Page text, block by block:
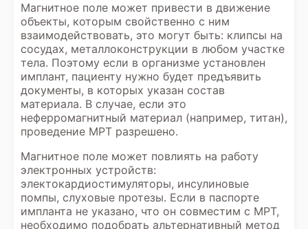
Магнитное поле может привести в движение
объекты, которым свойственно с ним
взаимодействовать, это могут быть: клипсы на
сосудах, металлоконструкции в любом участке
тела. Поэтому если в организме установлен
имплант, пациенту нужно будет предъявить
документы, в которых указан состав
материала. В случае, если это
неферромагнитный материал (например, титан),
проведение МРТ разрешено.
Магнитное поле может повлиять на работу
электронных устройств:
электокардиостимуляторы, инсулиновые
помпы, слуховые протезы. Если в паспорте
импланта не указано, что он совместим с МРТ,
необходимо подобрать альтернативный метод